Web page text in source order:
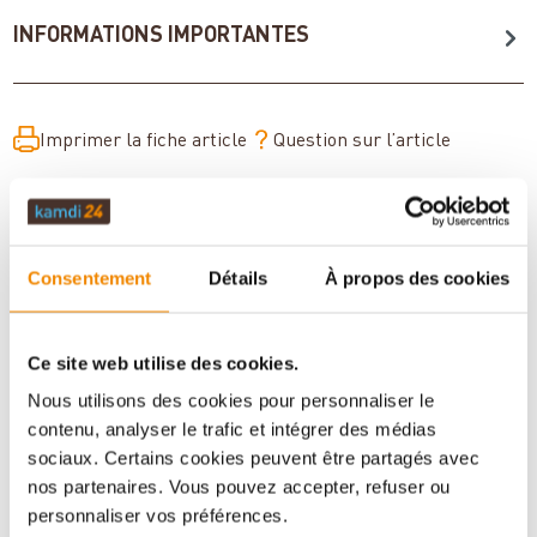
Consentement Détails À propos des cookies
Ce site web utilise des cookies.
Nous utilisons des cookies pour personnaliser le
contenu, analyser le trafic et intégrer des médias
sociaux. Certains cookies peuvent être partagés avec
nos partenaires. Vous pouvez accepter, refuser ou
personnaliser vos préférences.
INFORMATIONS IMPORTANTES
Imprimer la fiche article Question sur l’article
Votre conseiller en matière de poêles
et de cheminées: